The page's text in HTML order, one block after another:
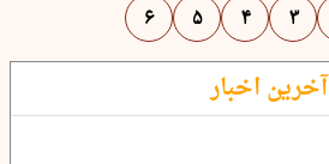
۳ ۴ ۵ ۶
آخرین اخبار